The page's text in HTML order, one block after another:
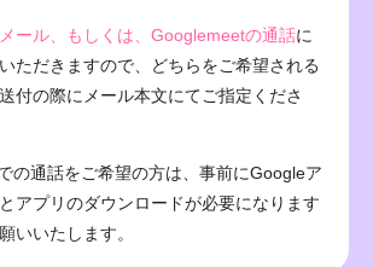
メール、もしくは、Googlemeetの通話に
ただきますので、どちらをご希望される
付の際にメール本文にてご指定くださ
の通話をご希望の方は、事前にGoogleア
アプリのダウンロードが必要になります
いいたします。